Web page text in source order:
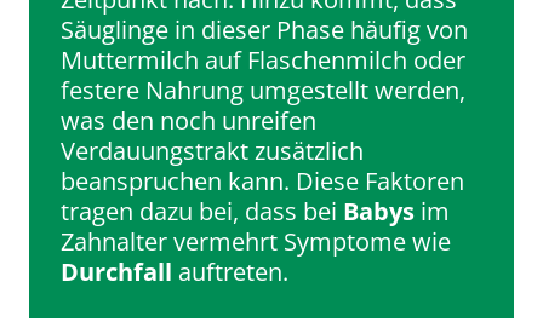
Säuglinge in dieser Phase häufig von
Muttermilch auf Flaschenmilch oder
festere Nahrung umgestellt werden,
was den noch unreifen
Verdauungstrakt zusätzlich
beanspruchen kann. Diese Faktoren
tragen dazu bei, dass bei Babys im
Zahnalter vermehrt Symptome wie
Durchfall auftreten.